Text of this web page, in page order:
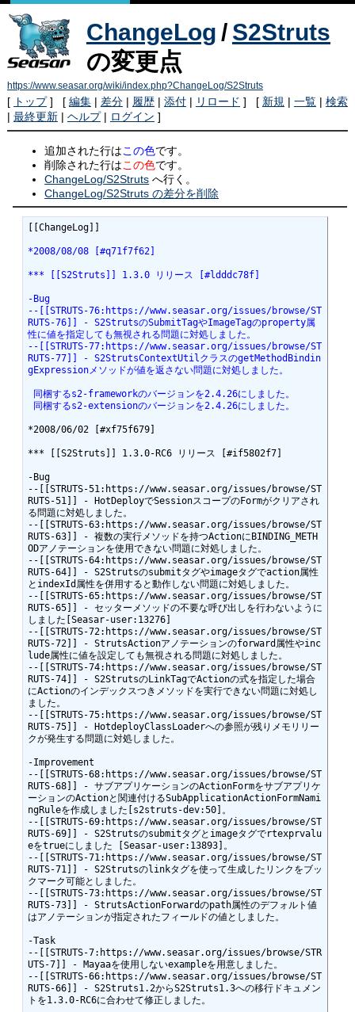
ChangeLog / S2Struts
の変更点
https://www.seasar.org/wiki/index.php?ChangeLog/S2Struts
[ トップ] [ 編集| 差分| 履歴| 添付| リロード ] [ 新規 | 一覧| 検索
| 最終更新| ヘルプ| ログイン ]
追加された行はこの色です。
削除された行はこの色です。
ChangeLog/S2Struts へ行く。
ChangeLog/S2Struts の差分を削除
[[ChangeLog]]
*2008/08/08 [#q71f7f62]
*** [[S2Struts]] 1.3.0 リリース [#ldddc78f]
-Bug
--[[STRUTS-76:https://www.seasar.org/issues/browse/ST
RUTS-76]] - S2StrutsのSubmitTagやImageTagのproperty属
性に値を指定しても無視される問題に対処しました。
--[[STRUTS-77:https://www.seasar.org/issues/browse/ST
RUTS-77]] - S2StrutsContextUtilクラスのgetMethodBindin
gExpressionメソッドが値を返さない問題に対処しました。
同梱するs2-frameworkのバージョンを2.4.26にしました。
同梱するs2-extensionのバージョンを2.4.26にしました。